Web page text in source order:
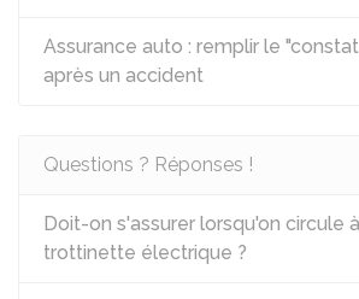
Assurance auto : remplir le
après un accident
Questions ? Réponses !
Doit-on s'assurer lorsqu'on circule
trottinette électrique ?